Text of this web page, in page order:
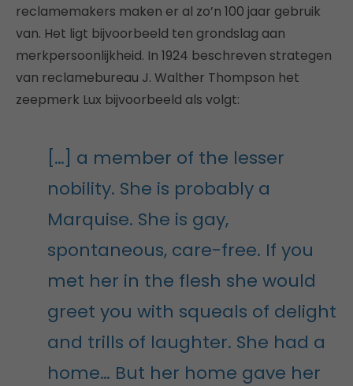
reclamemakers maken er al zo’n 100 jaar gebruik
van. Het ligt bijvoorbeeld ten grondslag aan
merkpersoonlijkheid. In 1924 beschreven strategen
van reclamebureau J. Walther Thompson het
zeepmerk Lux bijvoorbeeld als volgt:
[…] a member of the lesser
nobility. She is probably a
Marquise. She is gay,
spontaneous, care-free. If you
met her in the flesh she would
greet you with squeals of delight
and trills of laughter. She had a
home… But her home gave her